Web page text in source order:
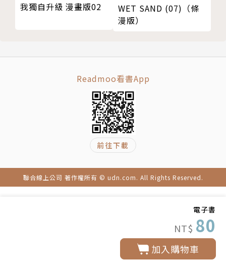
電子書
NT$ 80
加入購物車
我獨自升級 漫畫版02
WET SAND (07)（條
漫版）
Readmoo看書App
前往下載
聯合線上公司 著作權所有 © udn.com. All Rights Reserved.